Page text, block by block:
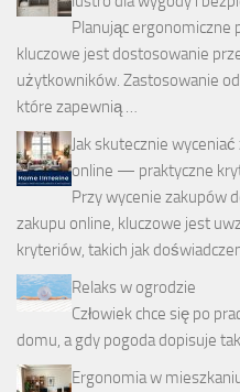
Planując ergonomiczne
kluczowe jest dostosowanie
użytkowników. Zastosowanie
które zapewnią …
Jak skutecznie
online — praktyczne
Przy wycenie zakupów
zakupu online, kluczowe jest
kryteriów, takich jak
Relaks w ogrodzie
Człowiek chce się po
domu, a gdy pogoda dopisuje
Ergonomia w